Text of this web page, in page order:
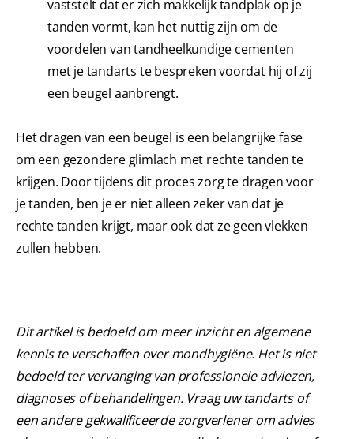
vaststelt dat er zich makkelijk tandplak op je
tanden vormt, kan het nuttig zijn om de
voordelen van tandheelkundige cementen
met je tandarts te bespreken voordat hij of zij
een beugel aanbrengt.
Het dragen van een beugel is een belangrijke fase
om een gezondere glimlach met rechte tanden te
krijgen. Door tijdens dit proces zorg te dragen voor
je tanden, ben je er niet alleen zeker van dat je
rechte tanden krijgt, maar ook dat ze geen vlekken
zullen hebben.
Dit artikel is bedoeld om meer inzicht en algemene
kennis te verschaffen over mondhygiëne. Het is niet
bedoeld ter vervanging van professionele adviezen,
diagnoses of behandelingen. Vraag uw tandarts of
een andere gekwalificeerde zorgverlener om advies